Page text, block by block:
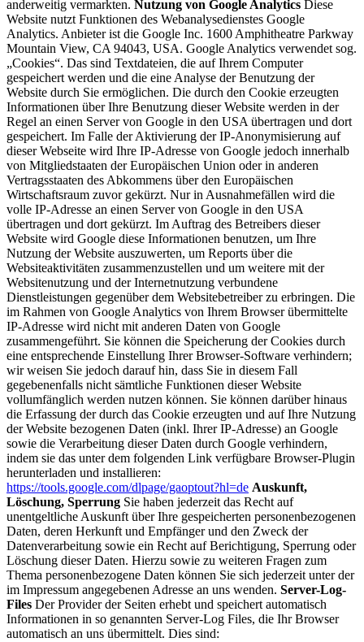
anderweitig vermarkten. Nutzung von Google Analytics Diese
Website nutzt Funktionen des Webanalysedienstes Google
Analytics. Anbieter ist die Google Inc. 1600 Amphitheatre Parkway
Mountain View, CA 94043, USA. Google Analytics verwendet sog.
„Cookies“. Das sind Textdateien, die auf Ihrem Computer
gespeichert werden und die eine Analyse der Benutzung der
Website durch Sie ermöglichen. Die durch den Cookie erzeugten
Informationen über Ihre Benutzung dieser Website werden in der
Regel an einen Server von Google in den USA übertragen und dort
gespeichert. Im Falle der Aktivierung der IP-Anonymisierung auf
dieser Webseite wird Ihre IP-Adresse von Google jedoch innerhalb
von Mitgliedstaaten der Europäischen Union oder in anderen
Vertragsstaaten des Abkommens über den Europäischen
Wirtschaftsraum zuvor gekürzt. Nur in Ausnahmefällen wird die
volle IP-Adresse an einen Server von Google in den USA
übertragen und dort gekürzt. Im Auftrag des Betreibers dieser
Website wird Google diese Informationen benutzen, um Ihre
Nutzung der Website auszuwerten, um Reports über die
Websiteaktivitäten zusammenzustellen und um weitere mit der
Websitenutzung und der Internetnutzung verbundene
Dienstleistungen gegenüber dem Websitebetreiber zu erbringen. Die
im Rahmen von Google Analytics von Ihrem Browser übermittelte
IP-Adresse wird nicht mit anderen Daten von Google
zusammengeführt. Sie können die Speicherung der Cookies durch
eine entsprechende Einstellung Ihrer Browser-Software verhindern;
wir weisen Sie jedoch darauf hin, dass Sie in diesem Fall
gegebenenfalls nicht sämtliche Funktionen dieser Website
vollumfänglich werden nutzen können. Sie können darüber hinaus
die Erfassung der durch das Cookie erzeugten und auf Ihre Nutzung
der Website bezogenen Daten (inkl. Ihrer IP-Adresse) an Google
sowie die Verarbeitung dieser Daten durch Google verhindern,
indem sie das unter dem folgenden Link verfügbare Browser-Plugin
herunterladen und installieren:
https://tools.google.com/dlpage/gaoptout?hl=de Auskunft,
Löschung, Sperrung Sie haben jederzeit das Recht auf
unentgeltliche Auskunft über Ihre gespeicherten personenbezogenen
Daten, deren Herkunft und Empfänger und den Zweck der
Datenverarbeitung sowie ein Recht auf Berichtigung, Sperrung oder
Löschung dieser Daten. Hierzu sowie zu weiteren Fragen zum
Thema personenbezogene Daten können Sie sich jederzeit unter der
im Impressum angegebenen Adresse an uns wenden. Server-Log-
Files Der Provider der Seiten erhebt und speichert automatisch
Informationen in so genannten Server-Log Files, die Ihr Browser
automatisch an uns übermittelt. Dies sind: